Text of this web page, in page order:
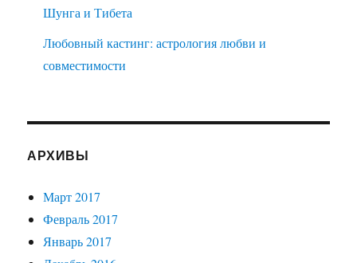
Шунга и Тибета
Любовный кастинг: астрология любви и
совместимости
АРХИВЫ
Март 2017
Февраль 2017
Январь 2017